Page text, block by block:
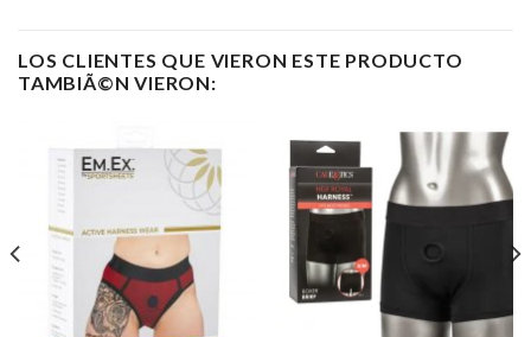
LOS CLIENTES QUE VIERON ESTE PRODUCTO
TAMBIÃ©N VIERON: